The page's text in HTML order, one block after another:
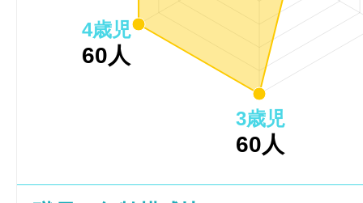
3歳児
60人
4歳児
60人